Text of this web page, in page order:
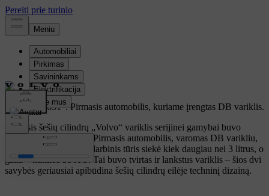
"Volvo PV651". Pirmasis automobilis, kuriame įrengtas DB variklis.
Pirmasis šešių cilindrų „Volvo“ variklis serijinei gamybai buvo
paruoštas 1929 metais. Pirmasis automobilis, varomas DB varikliu,
buvo PV651. Variklio darbinis tūris siekė kiek daugiau nei 3 litrus, o
galia – kuklios 55 AG. Tai buvo tvirtas ir lankstus variklis – šios dvi
savybės geriausiai apibūdina šešių cilindrų eilėje techninį dizainą.